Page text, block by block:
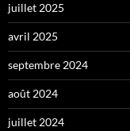
juillet 2025
avril 2025
septembre 2024
août 2024
juillet 2024